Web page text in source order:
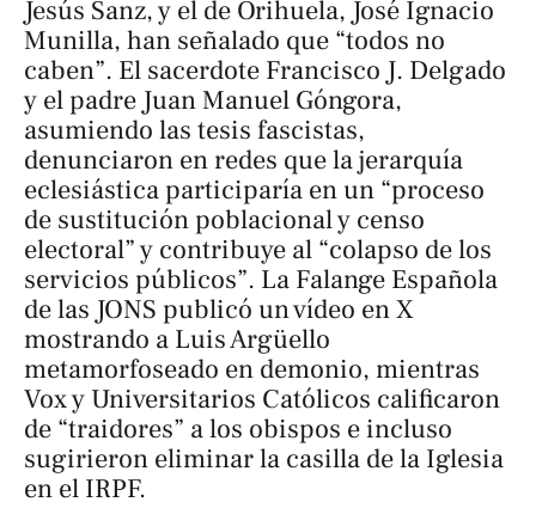
Jesús Sanz, y el de Orihuela, José Ignacio
Munilla, han señalado que “todos no
caben”. El sacerdote Francisco J. Delgado
y el padre Juan Manuel Góngora,
asumiendo las tesis fascistas,
denunciaron en redes que la jerarquía
eclesiástica participaría en un “proceso
de sustitución poblacional y censo
electoral” y contribuye al “colapso de los
servicios públicos”. La Falange Española
de las JONS publicó un vídeo en X
mostrando a Luis Argüello
metamorfoseado en demonio, mientras
Vox y Universitarios Católicos calificaron
de “traidores” a los obispos e incluso
sugirieron eliminar la casilla de la Iglesia
en el IRPF.